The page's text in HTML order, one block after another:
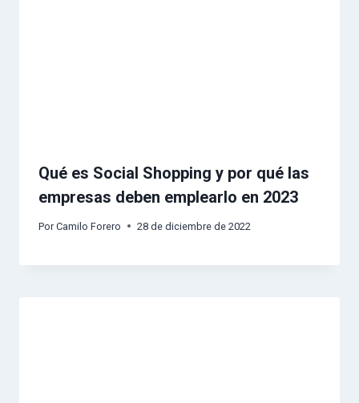
Qué es Social Shopping y por qué las
empresas deben emplearlo en 2023
Por Camilo Forero 28 de diciembre de 2022